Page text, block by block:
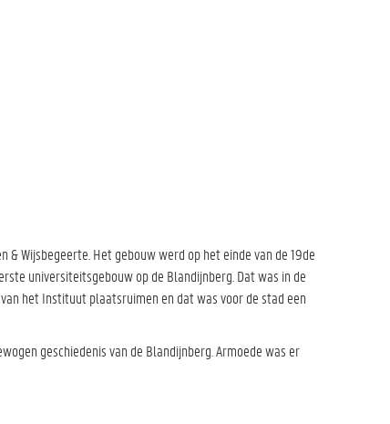
Wijsbegeerte. Het gebouw werd op het einde van de 19de
universiteitsgebouw op de Blandijnberg. Dat was in de
het Instituut plaatsruimen en dat was voor de stad een
geschiedenis van de Blandijnberg. Armoede was er